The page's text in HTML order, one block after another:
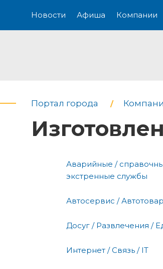
Новости Афиша Компании
Портал города
Аварийные /
экстренные службы
Автосервис /
Досуг / Развлечения /
Интернет / Связь / IT